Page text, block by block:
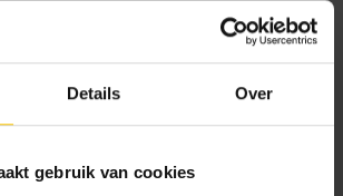
Details Over
gebruik van cookies
het middelste gedeelte van de tuin rode
met daartussen de tegels als een
aan, én is er achter in de tuin nog